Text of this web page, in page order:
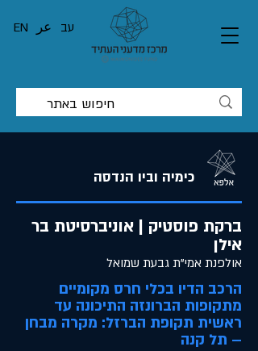
EN عر עב
כימיה וביו הנדסה
ברקת פוסטיק | אוניברסיטת בר
אילן
אולפנת אמי"ת גבעת שמואל
הרכב הדיו בכלי חרס מקומיים
מתקופות הברונזה התיכונה עד
ראשית תקופת הברזל: מקרה מבחן
– תל קנה